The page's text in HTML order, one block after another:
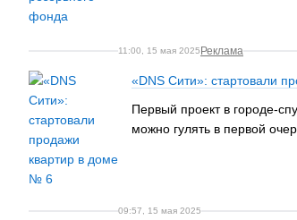
11:00, 15 мая 2025 Реклама
«DNS Сити»: стартовали
Первый проект в городе-
можно гулять в первой
09:57, 15 мая 2025